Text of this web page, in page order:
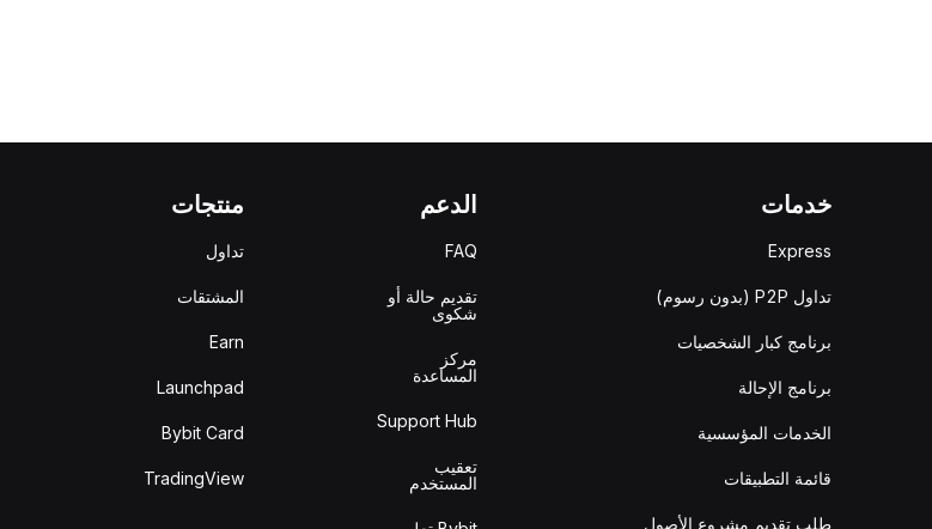
خدمات
Express
تداول P2P (بدون رسوم)
برنامج كبار الشخصيات
برنامج الإحالة
الخدمات المؤسسية
قائمة التطبيقات
طلب تقديم مشروع الأصول
الدعم
FAQ
تقديم حالة أو
شكوى
مركز
المساعدة
Support Hub
تعقيب
المستخدم
منتجات
تداول
المشتقات
Earn
Launchpad
Bybit Card
TradingView